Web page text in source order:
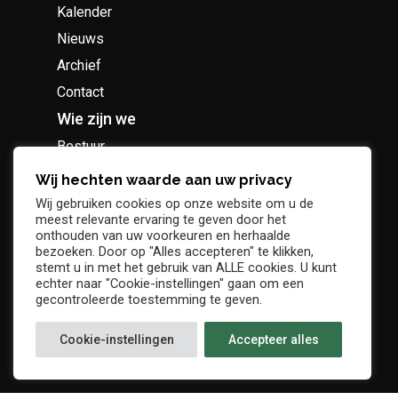
Kalender
Nieuws
Archief
Contact
Wie zijn we
Bestuur
Geschiedenis
Supportersclub
Socio Business Club
Wij hechten waarde aan uw privacy
Wij gebruiken cookies op onze website om u de
meest relevante ervaring te geven door het
onthouden van uw voorkeuren en herhaalde
bezoeken. Door op "Alles accepteren" te klikken,
stemt u in met het gebruik van ALLE cookies. U kunt
echter naar "Cookie-instellingen" gaan om een
gecontroleerde toestemming te geven.
Cookie-instellingen Accepteer alles